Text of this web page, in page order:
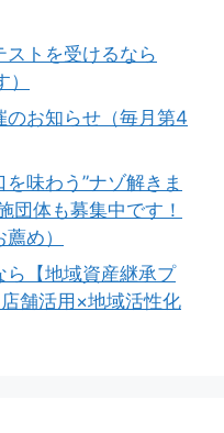
トを受けるなら
のお知らせ（毎月第4
味わう”ナゾ解きま
団体も募集中です！
め）
ら【地域資産継承プ
舗活用×地域活性化